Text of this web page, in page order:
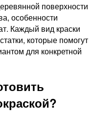
поверхности
особенности
Каждый вид краски
которые помогут
для конкретной